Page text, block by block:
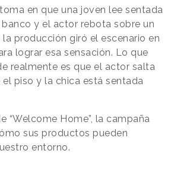
en que una joven lee sentada
banco y el actor rebota sobre un
la producción giró el escenario en
lograr esa sensación. Lo que
realmente es que el actor salta
el piso y la chica está sentada
“Welcome Home”, la campaña
sus productos pueden
entorno.